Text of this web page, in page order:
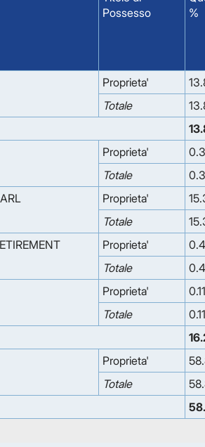
Possesso
%
Proprieta'
Totale
Proprieta'
Totale
Proprieta'
Totale
Proprieta'
Totale
Proprieta'
Totale
Proprieta'
Totale